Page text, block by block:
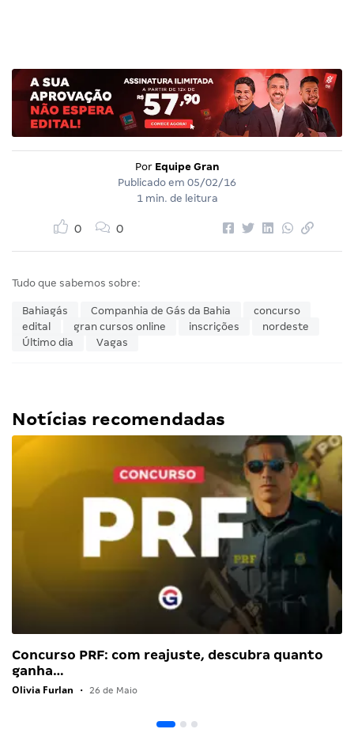
Por Equipe Gran
Publicado em 05/02/16
1 min. de leitura
0 0
Tudo que sabemos sobre:
Bahiagás Companhia de Gás da Bahia
concurso
edital
gran cursos online inscrições
nordeste
Último dia
Vagas
Notícias recomendadas
Concurso PRF: com reajuste, descubra quanto
ganha…
Olivia Furlan • 26 de Maio